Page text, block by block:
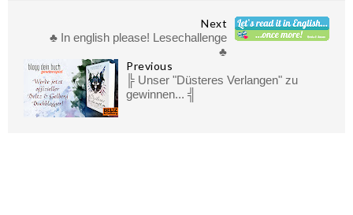
Next
♣ In english please! Lesechallenge
♣
Previous
╠ Unser "Düsteres Verlangen" zu
gewinnen... ╣